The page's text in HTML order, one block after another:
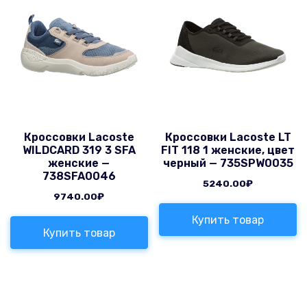
Кроссовки Lacoste
WILDCARD 319 3 SFA
женские —
738SFA0046
9740.00₽
Купить товар
Кроссовки Lacoste LT
FIT 118 1 женские, цвет
черный — 735SPW0035
5240.00₽
Купить товар